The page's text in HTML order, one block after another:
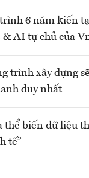
6 năm kiến
& AI tự chủ của
trình xây dựng
duy nhất
thể biến dữ liệu
tế”